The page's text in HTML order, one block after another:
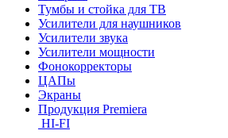
Тумбы и стойка для ТВ
Усилители для наушников
Усилители звука
Усилители мощности
Фонокорректоры
ЦАПы
Экраны
Продукция Premiera
HI-FI